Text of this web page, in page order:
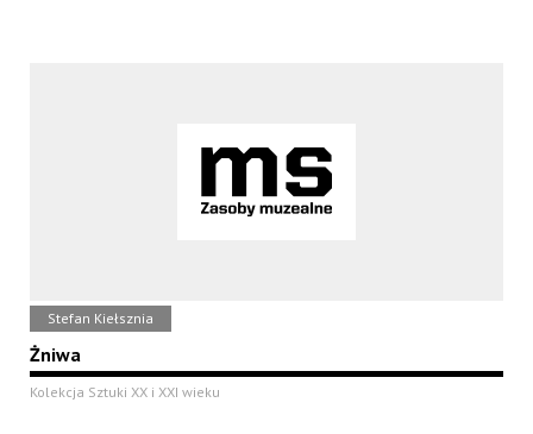
Stefan Kiełsznia
Żniwa
Kolekcja Sztuki XX i XXI wieku